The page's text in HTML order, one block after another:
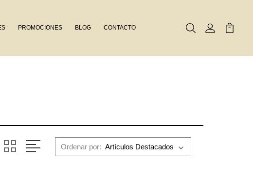
PROMOCIONES BLOG CONTACTO BuscarMi Cuenta
Mi
Ordenar por: